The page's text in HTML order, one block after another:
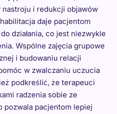
i redukcji objawów
daje pacjentom
działania, co jest niezwykle
Wspólne zajęcia grupowe
i budowaniu relacji
w zwalczaniu uczucia
podkreślić, że terapeuci
radzenia sobie ze
pozwala pacjentom lepiej